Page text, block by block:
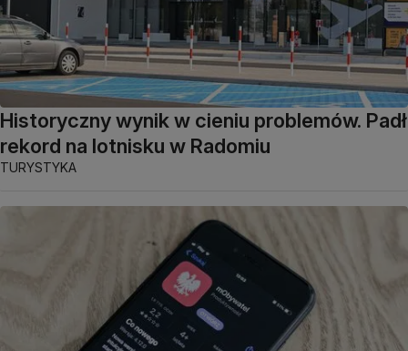
Historyczny wynik w cieniu problemów. Padł
rekord na lotnisku w Radomiu
TURYSTYKA